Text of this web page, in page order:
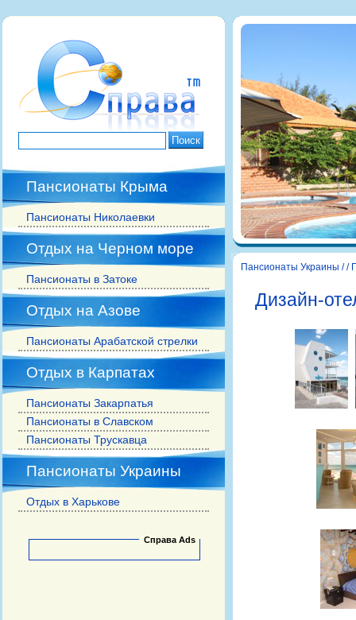
Пансионаты Крыма
Пансионаты Николаевки
Отдых на Черном море
Пансионаты в Затоке
Отдых на Азове
Пансионаты Арабатской стрелки
Отдых в Карпатах
Пансионаты Закарпатья
Пансионаты в Славском
Пансионаты Трускавца
Пансионаты Украины
Отдых в Харькове
Справа Ads
Пансионаты Украины //
Дизайн-